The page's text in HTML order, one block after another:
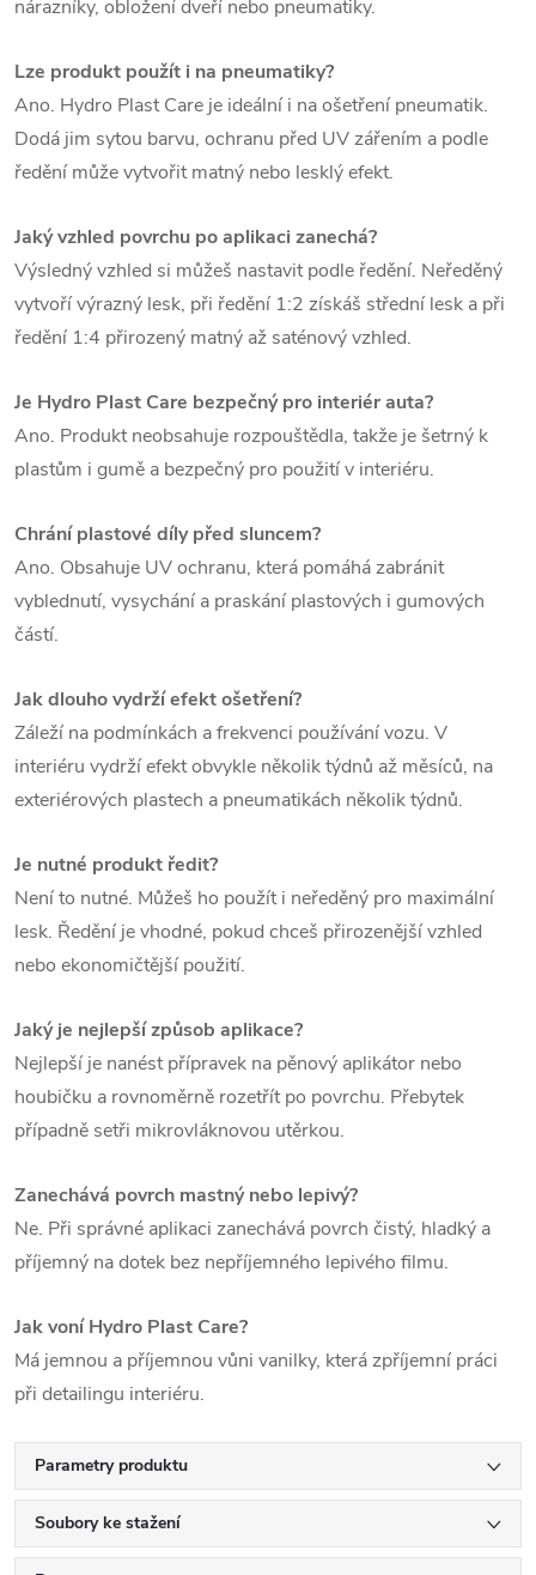
nárazníky, obložení dveří nebo pneumatiky.
Lze produkt použít i na pneumatiky?
Ano. Hydro Plast Care je ideální i na ošetření pneumatik.
Dodá jim sytou barvu, ochranu před UV zářením a podle
ředění může vytvořit matný nebo lesklý efekt.
Jaký vzhled povrchu po aplikaci zanechá?
Výsledný vzhled si můžeš nastavit podle ředění. Neředěný
vytvoří výrazný lesk, při ředění 1:2 získáš střední lesk a při
ředění 1:4 přirozený matný až saténový vzhled.
Je Hydro Plast Care bezpečný pro interiér auta?
Ano. Produkt neobsahuje rozpouštědla, takže je šetrný k
plastům i gumě a bezpečný pro použití v interiéru.
Chrání plastové díly před sluncem?
Ano. Obsahuje UV ochranu, která pomáhá zabránit
vyblednutí, vysychání a praskání plastových i gumových
částí.
Jak dlouho vydrží efekt ošetření?
Záleží na podmínkách a frekvenci používání vozu. V
interiéru vydrží efekt obvykle několik týdnů až měsíců, na
exteriérových plastech a pneumatikách několik týdnů.
Je nutné produkt ředit?
Není to nutné. Můžeš ho použít i neředěný pro maximální
lesk. Ředění je vhodné, pokud chceš přirozenější vzhled
nebo ekonomičtější použití.
Jaký je nejlepší způsob aplikace?
Nejlepší je nanést přípravek na pěnový aplikátor nebo
houbičku a rovnoměrně rozetřít po povrchu. Přebytek
případně setři mikrovláknovou utěrkou.
Zanechává povrch mastný nebo lepivý?
Ne. Při správné aplikaci zanechává povrch čistý, hladký a
příjemný na dotek bez nepříjemného lepivého filmu.
Jak voní Hydro Plast Care?
Má jemnou a příjemnou vůni vanilky, která zpříjemní práci
při detailingu interiéru.
Parametry produktu
Soubory ke stažení